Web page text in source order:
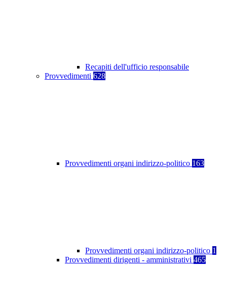
Recapiti dell'ufficio responsabile
Provvedimenti 628
Provvedimenti organi indirizzo-politico 163
Provvedimenti organi indirizzo-politico 1
Provvedimenti dirigenti - amministrativi 465